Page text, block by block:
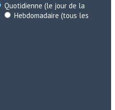
Quotidienne (le jour de la
Hebdomadaire (tous les